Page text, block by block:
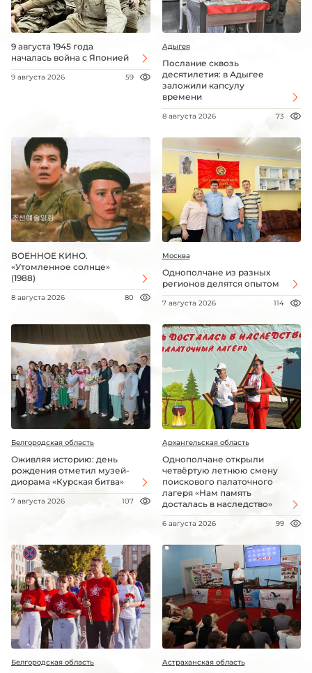
9 августа 1945 года
началась война с Японией
9 августа 2026 59
Адыгея
Послание сквозь
десятилетия: в Адыгее
заложили капсулу
времени
8 августа 2026 73
ВОЕННОЕ КИНО.
«Утомленное солнце»
(1988)
8 августа 2026 80
Москва
Однополчане из разных
регионов делятся опытом
7 августа 2026 114
Белгородская область
Оживляя историю: день
рождения отметил музей-
диорама «Курская битва»
7 августа 2026 107
Архангельская область
Однополчане открыли
четвёртую летнюю смену
поискового палаточного
лагеря «Нам память
досталась в наследство»
6 августа 2026 99
Белгородская область Астраханская область